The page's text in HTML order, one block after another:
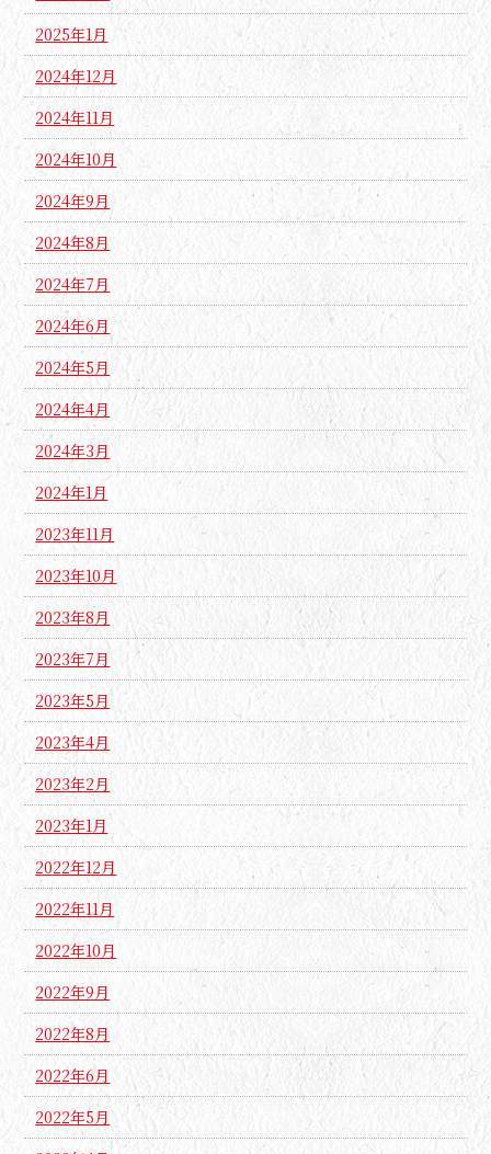
2025年1月
2024年12月
2024年11月
2024年10月
2024年9月
2024年8月
2024年7月
2024年6月
2024年5月
2024年4月
2024年3月
2024年1月
2023年11月
2023年10月
2023年8月
2023年7月
2023年5月
2023年4月
2023年2月
2023年1月
2022年12月
2022年11月
2022年10月
2022年9月
2022年8月
2022年6月
2022年5月